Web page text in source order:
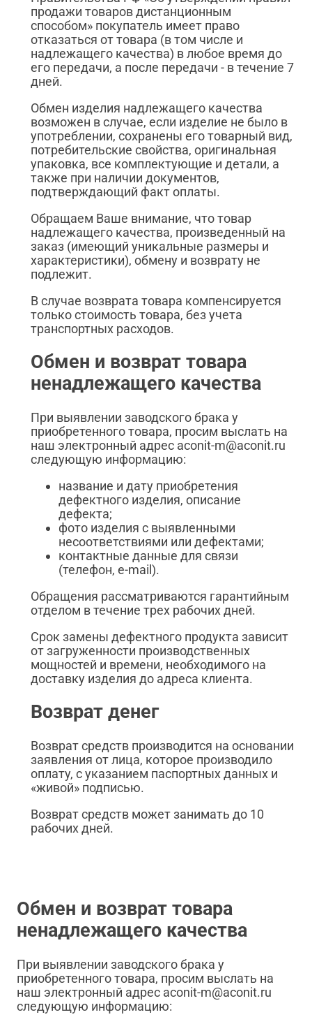
продажи товаров дистанционным
способом» покупатель имеет право
отказаться от товара (в том числе и
надлежащего качества) в любое время до
его передачи, а после передачи - в течение 7
дней.
Обмен изделия надлежащего качества
возможен в случае, если изделие не было в
употреблении, сохранены его товарный вид,
потребительские свойства, оригинальная
упаковка, все комплектующие и детали, а
также при наличии документов,
подтверждающий факт оплаты.
Обращаем Ваше внимание, что товар
надлежащего качества, произведенный на
заказ (имеющий уникальные размеры и
характеристики), обмену и возврату не
подлежит.
В случае возврата товара компенсируется
только стоимость товара, без учета
транспортных расходов.
Обмен и возврат товара
ненадлежащего качества
При выявлении заводского брака у
приобретенного товара, просим выслать на
наш электронный адрес aconit-m@aconit.ru
следующую информацию:
название и дату приобретения
дефектного изделия, описание
дефекта;
фото изделия с выявленными
несоответствиями или дефектами;
контактные данные для связи
(телефон, e-mail).
Обращения рассматриваются гарантийным
отделом в течение трех рабочих дней.
Срок замены дефектного продукта зависит
от загруженности производственных
мощностей и времени, необходимого на
доставку изделия до адреса клиента.
Возврат денег
Возврат средств производится на основании
заявления от лица, которое производило
оплату, с указанием паспортных данных и
«живой» подписью.
Возврат средств может занимать до 10
рабочих дней.
Обмен и возврат товара
ненадлежащего качества
При выявлении заводского брака у
приобретенного товара, просим выслать на
наш электронный адрес aconit-m@aconit.ru
следующую информацию: